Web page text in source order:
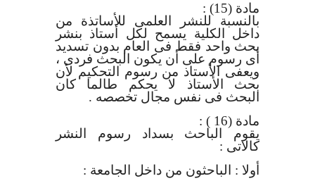
مادة (15)
:
بالنسبة للنشر العلمى للأساتذة من
داخل الكلية يسمح لكل أستاذ بنشر
بحث واحد فقط فى العام بدون تسديد
أى رسوم على أن يكون البحث فردى ،
ويعفى الأستاذ من رسوم التحكيم لأن
بحث الأستاذ لا يحكم طالما كان
البحث فى نفس مجال تخصصه .
مادة (16 )
:
يقوم الباحث بسداد رسوم النشر
كالاتى :
أولا : الباحثون من داخل الجامعة :